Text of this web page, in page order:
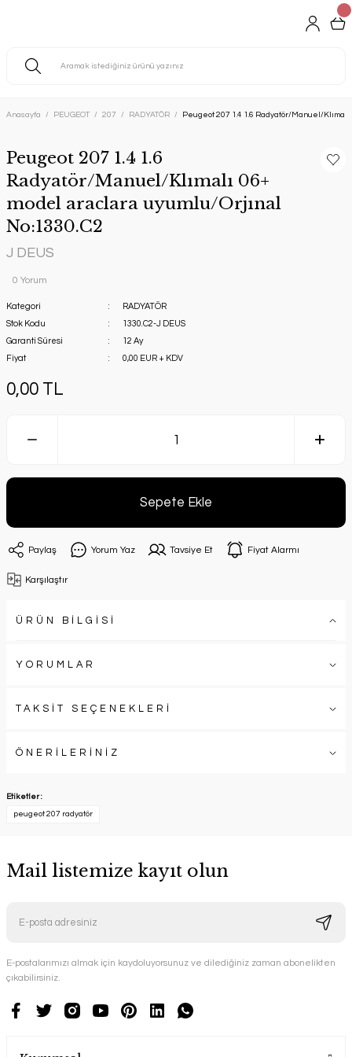
Anasayfa PEUGEOT 207 RADYATÖR Peugeot 207 1.4 1.6 Radyatör/Manuel/
Peugeot 207 1.4 1.6
Radyatör/Manuel/Klımalı 06+
model araclara uyumlu/Orjınal
No:1330.C2
J DEUS
0 Yorum
Kategori
RADYATÖR
Stok Kodu
1330.C2-J DEUS
Garanti Süresi
12 Ay
Fiyat
0,00 EUR + KDV
0,00 TL
Sepete Ekle
Paylaş Yorum Yaz Tavsiye Et Fiyat Alarmı
Karşılaştır
ÜRÜN BİLGİSİ
YORUMLAR
TAKSİT SEÇENEKLERİ
ÖNERİLERİNİZ
Etiketler :
peugeot 207 radyatör
Mail listemize kayıt olun
E-postalarımızı almak için kaydoluyorsunuz ve dilediğiniz zaman abonelikten
çıkabilirsiniz.